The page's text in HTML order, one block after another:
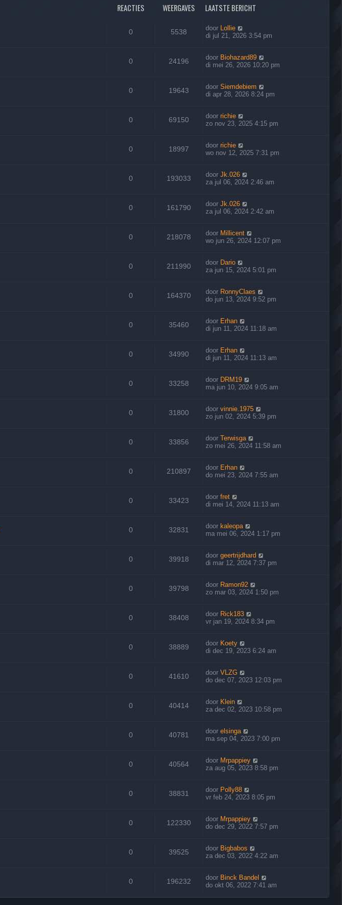
REACTIES WEERGAVES LAATSTE BERICHT
0 5538 door Lollie
di jul 21, 2026 3:54 pm
0 24196 door Biohazard89
di mei 26, 2026 10:20 pm
0 19643 door Siemdebiem
di apr 28, 2026 8:24 pm
0 69150 door richie
zo nov 23, 2025 4:15 pm
0 18997 door richie
wo nov 12, 2025 7:31 pm
0 193033 door Jk.026
za jul 06, 2024 2:46 am
0 161790 door Jk.026
za jul 06, 2024 2:42 am
0 218078 door Millicent
wo jun 26, 2024 12:07 pm
0 211990 door Dario
za jun 15, 2024 5:01 pm
0 164370 door RonnyClaes
do jun 13, 2024 9:52 pm
0 35460 door Erhan
di jun 11, 2024 11:18 am
0 34990 door Erhan
di jun 11, 2024 11:13 am
0 33258 door DRM19
ma jun 10, 2024 9:05 am
0 31800 door vinnie.1975
zo jun 02, 2024 5:39 pm
0 33856 door Terwisga
zo mei 26, 2024 11:58 am
0 210897 door Erhan
do mei 23, 2024 7:55 am
0 33423 door fret
di mei 14, 2024 11:13 am
0 32831 door kaleopa
ma mei 06, 2024 1:17 pm
0 39918 door geertrijdhard
di mar 12, 2024 7:37 pm
0 39798 door Ramon92
zo mar 03, 2024 1:50 pm
0 38408 door Rick183
vr jan 19, 2024 8:34 pm
0 38889 door Koety
di dec 19, 2023 6:24 am
0 41610 door VLZG
do dec 07, 2023 12:03 pm
0 40414 door Klein
za dec 02, 2023 10:58 pm
0 40781 door elsinga
ma sep 04, 2023 7:00 pm
0 40564 door Mrpappiey
za aug 05, 2023 8:58 pm
0 38831 door Polly88
vr feb 24, 2023 8:05 pm
0 122330 door Mrpappiey
do dec 29, 2022 7:57 pm
0 39525 door Bigbabos
za dec 03, 2022 4:22 am
0 196232 door Binck Bandel
do okt 06, 2022 7:41 am